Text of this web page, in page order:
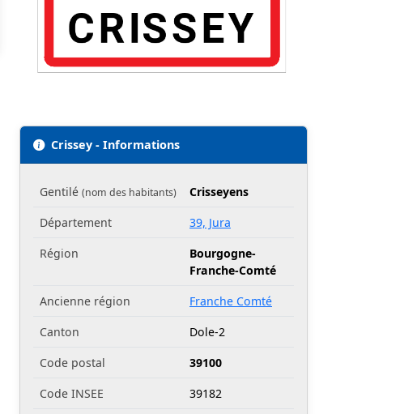
Crissey - Informations
Gentilé (nom des habitants)
Crisseyens
Département
39, Jura
Région
Bourgogne-
Franche-Comté
Ancienne région
Franche Comté
Canton
Dole-2
Code postal
39100
Code INSEE
39182